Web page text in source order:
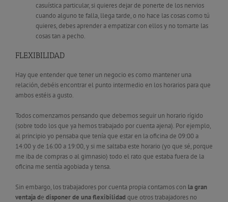
casuística particular, si quieres dejar de ponerte de los nervios
cuando alguno te falla, llega tarde, o no hace las cosas como tú
quieres, debes aprender a empatizar con ellos y no tomarte las
cosas tan a pecho.
FLEXIBILIDAD
Hay que entender que tener un negocio es como mantener una
relación, debéis encontrar el punto intermedio en los horarios para que
ambos estéis a gusto.
Todos comenzamos pensando que debemos seguir un horario rígido
(sobre todo los que ya hemos trabajado por cuenta ajena). Por ejemplo,
al principio yo pensaba que tenía que estar en la oficina de 09:00 a
14:00 y de 16:00 a 19:00, y si me saltaba este horario (yo que sé, porque
me iba de compras o al gimnasio) todo el rato que estaba fuera de la
oficina me sentía agobiada y tensa.
Sin embargo, los trabajadores por cuenta propia contamos con la gran
ventaja de disponer de una flexibilidad que otros trabajadores no